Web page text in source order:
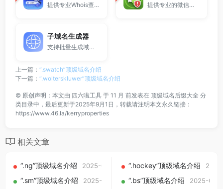
提供专业Whois查询与域名信息查询服务，支持查询域名注册信息、注册商、到期时间及DNS记录，适用于域名检测、SEO分析及站长工具使用。 提供专业的微信拦截检测、QQ拦截检测、域名被墙检测服务，一键查询网站是否被封、被拦截或被限制访问。
子域名生成器
支持批量生成域名与泛解析子域名，适用于站群部署、SEO测试与开发环境使用。
上一篇： “.swatch”顶级域名介绍
下一篇： “.wolterskluwer”顶级域名介绍
© 原创声明：本文由 四六啦工具 于 11 月 前发表在 顶级域名后缀大全 分
类目录中，最后更新于2025年9月1日，转载请注明本文永久链接：
https://www.46.la/kerryproperties
相关文章
“.ng”顶级域名介绍 2025-09-01 “.hockey”顶级域名介绍
“.sm”顶级域名介绍 2025-09-01 “.bs”顶级域名介绍 2025-09-